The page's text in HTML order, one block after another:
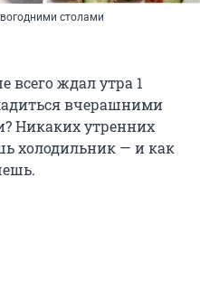
столами
всего ждал утра 1
вчерашними
Никаких утренних
холодильник — и как